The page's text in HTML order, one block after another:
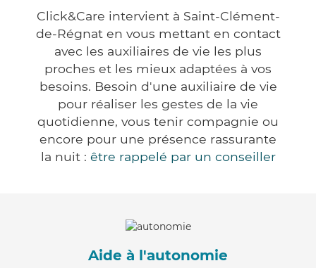
Click&Care intervient à Saint-Clément-
de-Régnat en vous mettant en contact
avec les auxiliaires de vie les plus
proches et les mieux adaptées à vos
besoins. Besoin d'une auxiliaire de vie
pour réaliser les gestes de la vie
quotidienne, vous tenir compagnie ou
encore pour une présence rassurante
la nuit : être rappelé par un conseiller
Aide à l'autonomie